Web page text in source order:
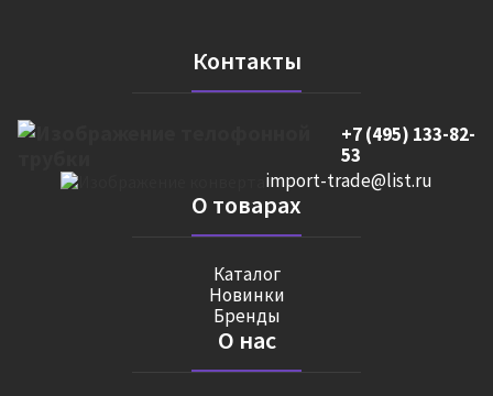
Контакты
+7 (495) 133-82-
53
import-trade@list.ru
О товарах
Каталог
Новинки
Бренды
О нас